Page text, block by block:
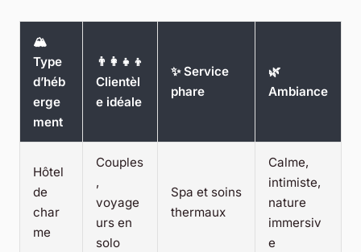
🏔
Type
d’héb
erge
ment
👨‍👩‍👧‍👦
Clientèl
e idéale
✨ Service
phare
🌿
Ambiance
Hôtel
de
char
me
Couples
,
voyage
urs en
solo
Spa et soins
thermaux
Calme,
intimiste,
nature
immersiv
e